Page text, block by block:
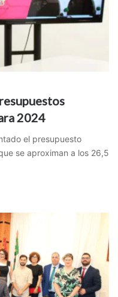
2024
el presupuesto
se aproximan a los 26,5